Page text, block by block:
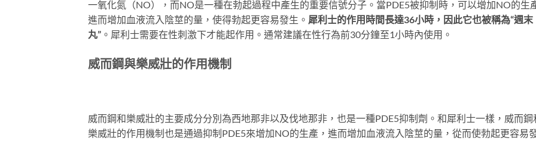
一氧化氮（NO），而NO是一種在勃起過程中產生的重要信號分子。當PDE5被抑制時，可以增加NO的生
進而增加血液流入陰莖的量，使得勃起更容易發生。 犀利士的作用時間長達36小時，因此它也被稱為“週末
丸” 。犀利士需要在性刺激下才能起作用。通常建議在性行為前30分鐘至1小時內使用。
威而鋼與樂威壯的作用機制
威而鋼和樂威壯的主要成分分別為西地那非以及伐地那非，也是一種PDE5抑制劑。和犀利士一樣，威而鋼
樂威壯的作用機制也是通過抑制PDE5來增加NO的生產，進而增加血液流入陰莖的量，從而使勃起更容易